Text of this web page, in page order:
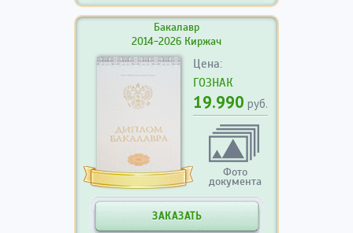
Бакалавр
2014-2026 Киржач
Цена:
ГОЗНАК
19.990 руб.
Фото
документа
ЗАКАЗАТЬ